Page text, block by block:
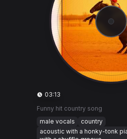
03:13
Funny hit country song
male vocals
country
acoustic with a honky-tonk